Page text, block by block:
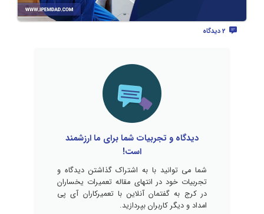
دیدگاه و تجربیات شما برای ما ارزشمند
است!
شما می توانید با به اشتراک گذاشتن دیدگاه و
تجربیات خود در انتهای مقاله تعمیرات یخساران
در کرج به گفتمان آنلاین با تعمیرکاران آی پی
امداد و دیگر کاربران بپردازید.